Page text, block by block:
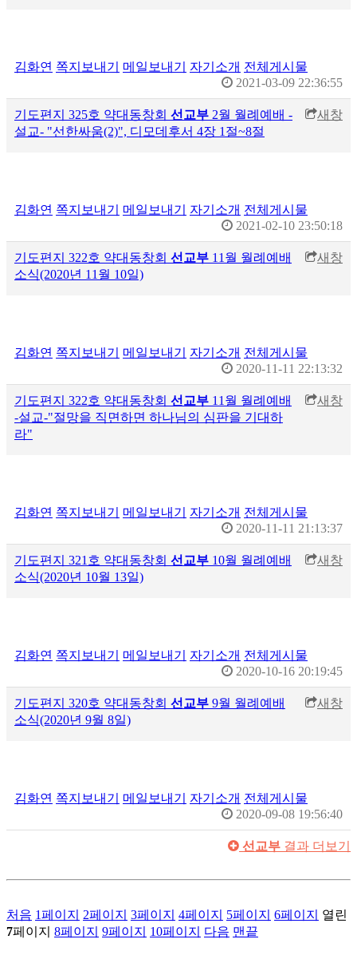
김화연 쪽지보내기 메일보내기 자기소개 전체게시물
2021-03-09 22:36:55
기도편지 325호 약대동창회 선교부 2월 월례예배 -
설교- "선한싸움(2)", 디모데후서 4장 1절~8절
새창
김화연 쪽지보내기 메일보내기 자기소개 전체게시물
2021-02-10 23:50:18
기도편지 322호 약대동창회 선교부 11월 월례예배
소식(2020년 11월 10일)
새창
김화연 쪽지보내기 메일보내기 자기소개 전체게시물
2020-11-11 22:13:32
기도편지 322호 약대동창회 선교부 11월 월례예배
-설교-"절망을 직면하면 하나님의 심판을 기대하
라"
새창
김화연 쪽지보내기 메일보내기 자기소개 전체게시물
2020-11-11 21:13:37
기도편지 321호 약대동창회 선교부 10월 월례예배
소식(2020년 10월 13일)
새창
김화연 쪽지보내기 메일보내기 자기소개 전체게시물
2020-10-16 20:19:45
기도편지 320호 약대동창회 선교부 9월 월례예배
소식(2020년 9월 8일)
새창
김화연 쪽지보내기 메일보내기 자기소개 전체게시물
2020-09-08 19:56:40
선교부 결과 더보기
처음 1페이지 2페이지 3페이지 4페이지 5페이지 6페이지
열린
7페이지 8페이지 9페이지 10페이지 다음 맨끝